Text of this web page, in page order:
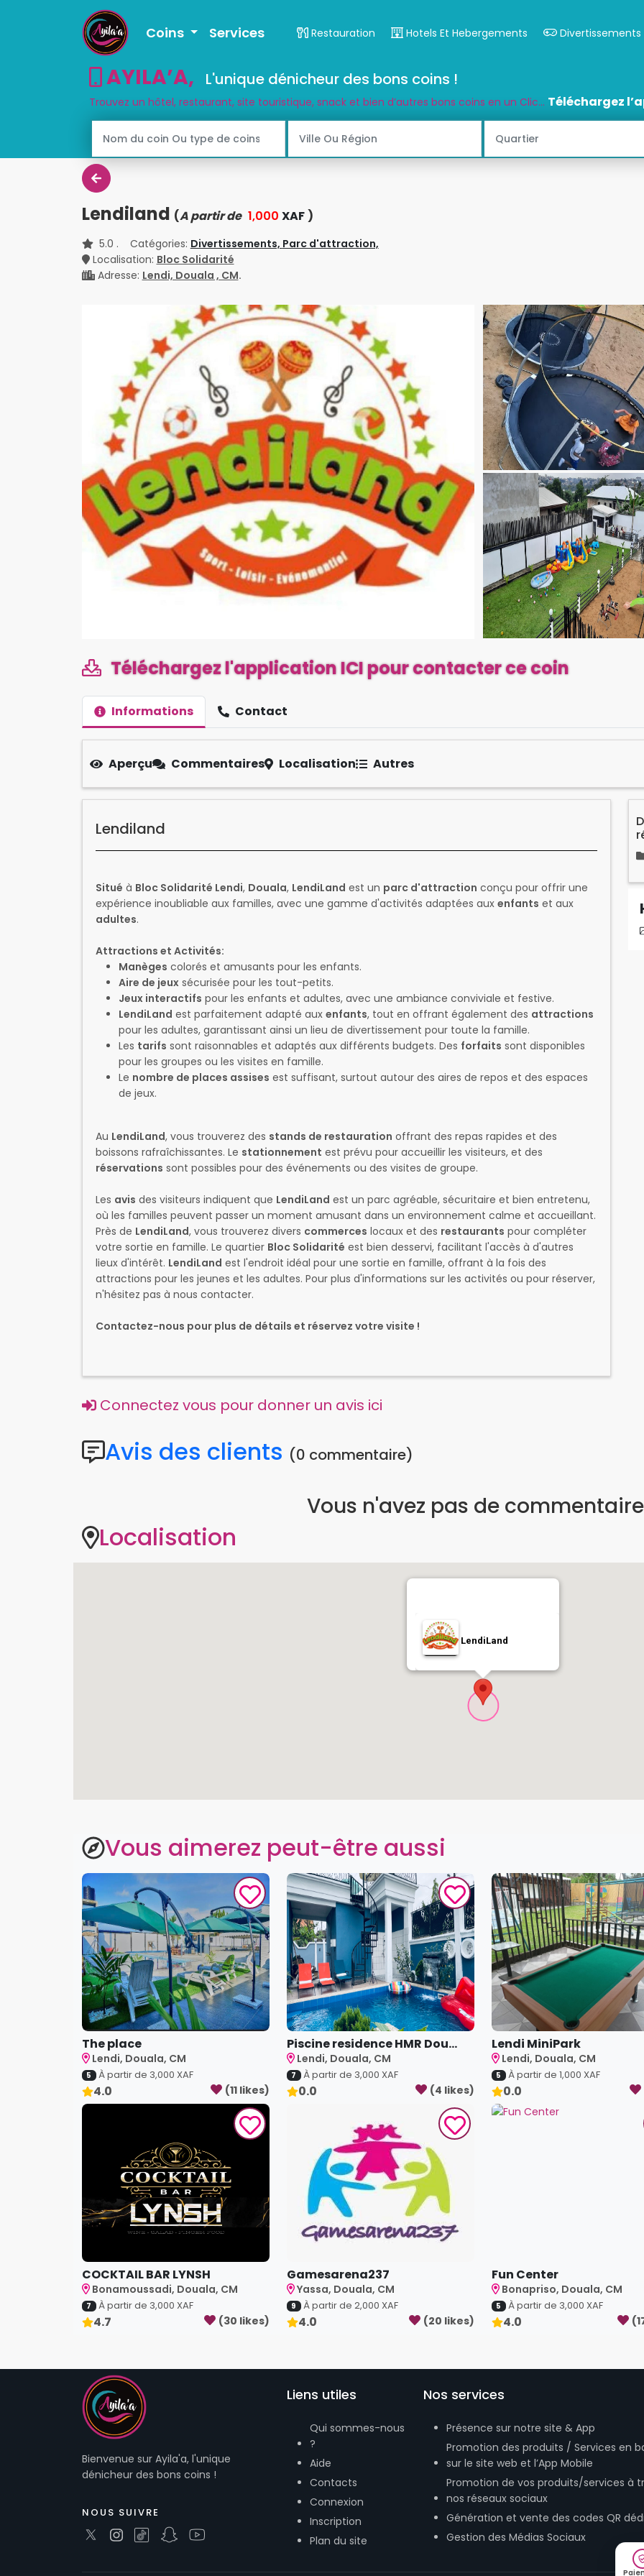
Coins Services Restauration Hotels Et Hebergements Divertissements
AYILA’A, L'unique dénicheur des bons coins !
Trouvez un hôtel, restaurant, site touristique, snack et bien d’autres bons coins en un Clic... Téléchargez
Lendiland (A partir de 1,000 XAF )
5.0 . Catégories: Divertissements, Parc d'attraction,
Localisation: Bloc Solidarité
Adresse: Lendi, Douala , CM.
Téléchargez l'application ICI pour contacter ce coin
Informations Contact
Aperçu Commentaires Localisation Autres
Lendiland
Situé à Bloc Solidarité Lendi, Douala, LendiLand est un parc d'attraction conçu pour offrir une
expérience inoubliable aux familles, avec une gamme d'activités adaptées aux enfants et aux
adultes.
Attractions et Activités:
Manèges colorés et amusants pour les enfants.
Aire de jeux sécurisée pour les tout-petits.
Jeux interactifs pour les enfants et adultes, avec une ambiance conviviale et festive.
LendiLand est parfaitement adapté aux enfants, tout en offrant également des attractions
pour les adultes, garantissant ainsi un lieu de divertissement pour toute la famille.
Les tarifs sont raisonnables et adaptés aux différents budgets. Des forfaits sont disponibles
pour les groupes ou les visites en famille.
Le nombre de places assises est suffisant, surtout autour des aires de repos et des espaces
de jeux.
Au LendiLand, vous trouverez des stands de restauration offrant des repas rapides et des
boissons rafraîchissantes. Le stationnement est prévu pour accueillir les visiteurs, et des
réservations sont possibles pour des événements ou des visites de groupe.
Les avis des visiteurs indiquent que LendiLand est un parc agréable, sécuritaire et bien entretenu,
où les familles peuvent passer un moment amusant dans un environnement calme et accueillant.
Près de LendiLand, vous trouverez divers commerces locaux et des restaurants pour compléter
votre sortie en famille. Le quartier Bloc Solidarité est bien desservi, facilitant l'accès à d'autres
lieux d'intérêt. LendiLand est l'endroit idéal pour une sortie en famille, offrant à la fois des
attractions pour les jeunes et les adultes. Pour plus d'informations sur les activités ou pour réserver,
n'hésitez pas à nous contacter.
Contactez-nous pour plus de détails et réservez votre visite !
Connectez vous pour donner un avis ici
Avis des clients (0 commentaire)
Vous n'avez pas de
Localisation
LendiLand
Vous aimerez peut-être aussi
The place
Lendi, Douala, CM
5 À partir de 3,000 XAF
4.0 (11 likes)
Piscine residence HMR Dou...
Lendi, Douala, CM
7 À partir de 3,000 XAF
0.0 (4 likes)
Lendi MiniPark
Lendi, Douala, CM
5 À partir de 1,000 XAF
0.0
COCKTAIL BAR LYNSH
Bonamoussadi, Douala, CM
7 À partir de 3,000 XAF
4.7 (30 likes)
Gamesarena237
Yassa, Douala, CM
9 À partir de 2,000 XAF
4.0 (20 likes)
Fun Center
Bonapriso, Douala, CM
5 À partir de 3,000 XAF
4.0 (
Bienvenue sur Ayila'a, l'unique
dénicheur des bons coins !
NOUS SUIVRE
Liens utiles
Qui sommes-nous
?
Aide
Contacts
Connexion
Inscription
Plan du site
Nos services
Présence sur notre site & App
Promotion des produits / Services en
sur le site web et l’App Mobile
Promotion de vos produits/services à
nos réseaux sociaux
Génération et vente des codes QR
Gestion des Médias Sociaux